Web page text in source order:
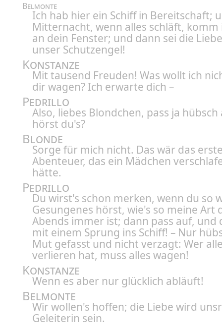
Belmonte
Ich hab hier ein Schiff in Bereitschaft;
Mitternacht, wenn alles schläft, komm
an dein Fenster; und dann sei die Liebe
unser Schutzengel!
Konstanze
Mit tausend Freuden! Was wollt ich
dir wagen? Ich erwarte dich –
Pedrillo
Also, liebes Blondchen, pass ja hübsch
hörst du's?
Blonde
Sorge für mich nicht. Das wär das
Abenteuer, das ein Mädchen
hätte.
Pedrillo
Du wirst's schon merken, wenn du so
Gesungenes hörst, wie's so meine Art
Abends immer ist; dann pass auf, und
mit einem Sprung ins Schiff! – Nur
Mut gefasst und nicht verzagt: Wer
verlieren hat, muss alles wagen!
Konstanze
Wenn es aber nur glücklich abläuft!
Belmonte
Wir wollen's hoffen; die Liebe wird
Geleiterin sein.